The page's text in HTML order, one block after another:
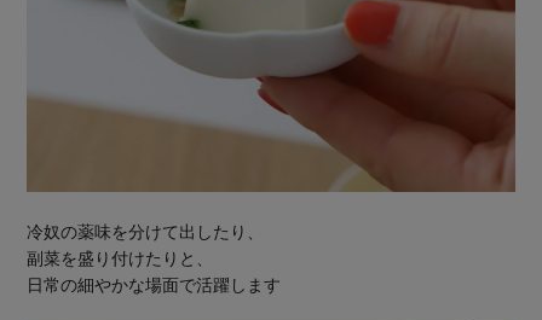
冷奴の薬味を分けて出したり、
副菜を盛り付けたりと、
日常の細やかな場面で活躍します